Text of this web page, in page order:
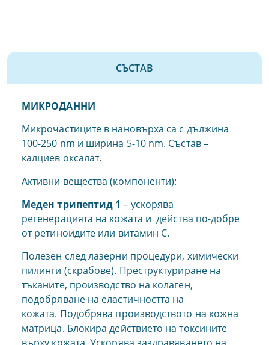
СЪСТАВ
МИКРОДАННИ
Микрочастиците в нановърха са с дължина
100-250 nm и ширина 5-10 nm. Състав –
калциев оксалат.
Активни вещества (компоненти):
Меден трипептид 1 – ускорява
регенерацията на кожата и действа по-добре
от ретиноидите или витамин С.
Полезен след лазерни процедури, химически
пилинги (скрабове). Преструктуриране на
тъканите, производство на колаген,
подобряване на еластичността на
кожата. Подобрява производството на кожна
матрица. Блокира действието на токсините